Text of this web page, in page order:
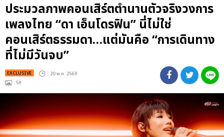
ประมวลภาพคอนเสิร์ตตำนานตัวจริงวงการ
เพลงไทย “ดา เอ็นโดรฟิน” นี่ไม่ใช่
คอนเสิร์ตธรรมดา…แต่มันคือ “การเดินทาง
ที่ไม่มีวันจบ”
EXCLUSIVE : 20 พ.ค. 2569
: 59